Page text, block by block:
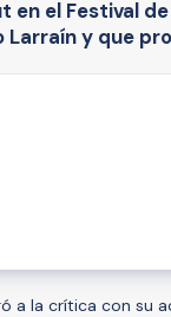
en el Festival
Larraín y que
a la crítica con su